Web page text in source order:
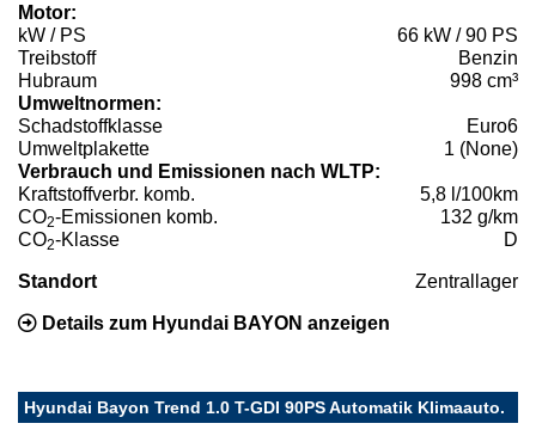
Motor:
kW / PS
66 kW / 90 PS
Treibstoff
Benzin
Hubraum
998 cm³
Umweltnormen:
Schadstoffklasse
Euro6
Umweltplakette
1 (None)
Verbrauch und Emissionen nach WLTP:
Kraftstoffverbr. komb.
5,8 l/100km
CO2-Emissionen komb.
132 g/km
CO2-Klasse D
Standort Zentrallager
Details zum Hyundai BAYON anzeigen
Hyundai Bayon Trend 1.0 T-GDI 90PS Automatik Klimaauto.